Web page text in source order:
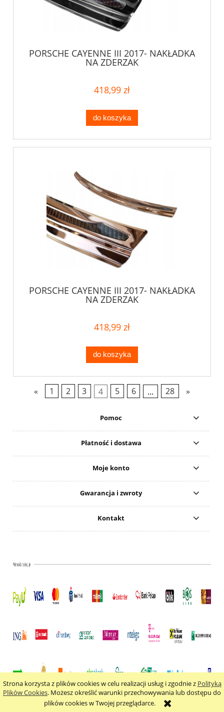
Strona korzysta z plików cookies w celu realizacji usług i zgodnie z Polityką
Plików Cookies. Możesz określić warunki przechowywania lub dostępu do
plików cookies w Twojej przeglądarce.
PORSCHE CAYENNE III 2017- NAKŁADKA
NA ZDERZAK
418,99 zł
do koszyka
PORSCHE CAYENNE III 2017- NAKŁADKA
NA ZDERZAK
418,99 zł
do koszyka
« 1 2 3 4 5 6 ... 28 »
Pomoc
Płatność i dostawa
Moje konto
Gwarancja i zwroty
Kontakt
pokaż pełną wersję strony
Sklep internetowy Shoper.pl